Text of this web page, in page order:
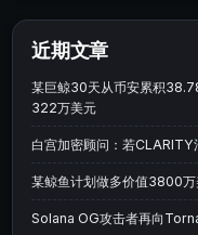
近期文章
某巨鲸30天从币安累积
322万美元
白宫加密顾问：若
某鲸鱼计划做多价值3800
Solana OG攻击者再向